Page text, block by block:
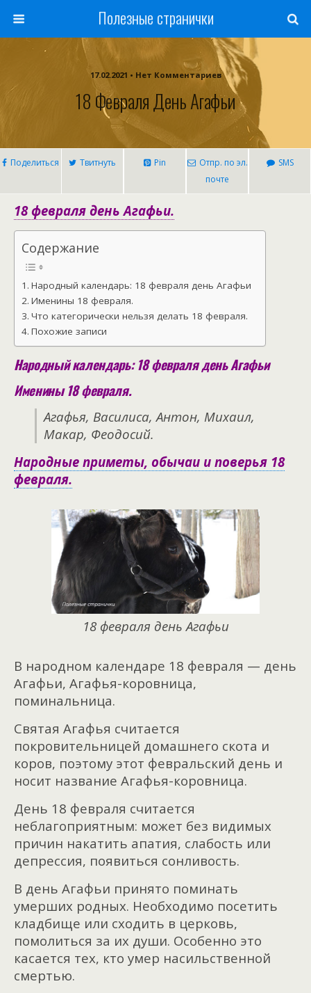
Полезные странички
17.02.2021 • Нет Комментариев
18 Февраля День Агафьи
Поделиться Твитнуть Pin
Отпр. по эл.
почте
SMS
18 февраля день Агафьи.
Содержание
Народный календарь: 18 февраля день Агафьи
Именины 18 февраля.
Что категорически нельзя делать 18 февраля.
Похожие записи
Народный календарь: 18 февраля день Агафьи
Именины 18 февраля.
Агафья, Василиса, Антон, Михаил,
Макар, Феодосий.
Народные приметы, обычаи и поверья 18
февраля.
18 февраля день Агафьи
В народном календаре 18 февраля — день
Агафьи, Агафья-коровница,
поминальница.
Святая Агафья считается
покровительницей домашнего скота и
коров, поэтому этот февральский день и
носит название Агафья-коровница.
День 18 февраля считается
неблагоприятным: может без видимых
причин накатить апатия, слабость или
депрессия, появиться сонливость.
В день Агафьи принято поминать
умерших родных. Необходимо посетить
кладбище или сходить в церковь,
помолиться за их души. Особенно это
касается тех, кто умер насильственной
смертью.